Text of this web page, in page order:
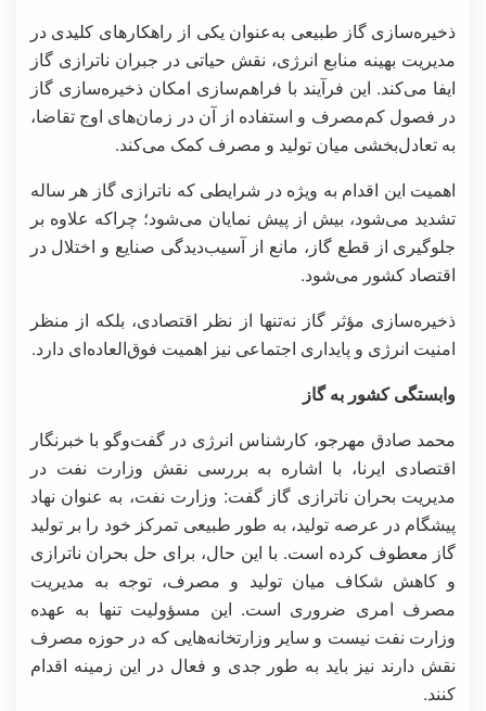
ذخیره‌سازی گاز طبیعی به‌عنوان یکی از راهکارهای کلیدی در
مدیریت بهینه منابع انرژی، نقش حیاتی در جبران ناترازی گاز
ایفا می‌کند. این فرآیند با فراهم‌سازی امکان ذخیره‌سازی گاز
در فصول کم‌مصرف و استفاده از آن در زمان‌های اوج تقاضا،
به تعادل‌بخشی میان تولید و مصرف کمک می‌کند.
اهمیت این اقدام به ویژه در شرایطی که ناترازی گاز هر ساله
تشدید می‌شود، بیش از پیش نمایان می‌شود؛ چراکه علاوه بر
جلوگیری از قطع گاز، مانع از آسیب‌دیدگی صنایع و اختلال در
اقتصاد کشور می‌شود.
ذخیره‌سازی مؤثر گاز نه‌تنها از نظر اقتصادی، بلکه از منظر
امنیت انرژی و پایداری اجتماعی نیز اهمیت فوق‌العاده‌ای دارد.
وابستگی کشور به گاز
محمد صادق مهرجو، کارشناس انرژی در گفت‌وگو با خبرنگار
اقتصادی ایرنا، با اشاره به بررسی نقش وزارت نفت در
مدیریت بحران ناترازی گاز گفت: وزارت نفت، به عنوان نهاد
پیشگام در عرصه تولید، به طور طبیعی تمرکز خود را بر تولید
گاز معطوف کرده است. با این حال، برای حل بحران ناترازی
و کاهش شکاف میان تولید و مصرف، توجه به مدیریت
مصرف امری ضروری است. این مسؤولیت تنها به عهده
وزارت نفت نیست و سایر وزارتخانه‌هایی که در حوزه مصرف
نقش دارند نیز باید به طور جدی و فعال در این زمینه اقدام
کنند.